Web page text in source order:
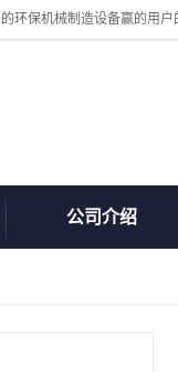
公司介绍